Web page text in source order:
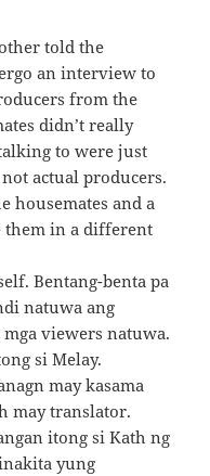
told the
an interview to
from the
didn’t really
to were just
actual producers.
housemates and a
them in a different
Bentang-benta pa
natuwa ang
viewers natuwa.
si Melay.
may kasama
may translator.
itong si Kath ng
yung